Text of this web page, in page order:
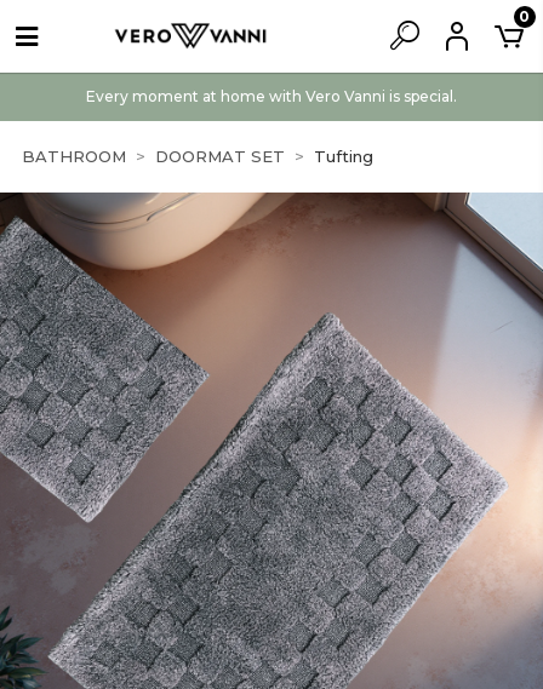
Every moment at home with Vero Vanni is special.
0
BATHROOM DOORMAT SET Tufting